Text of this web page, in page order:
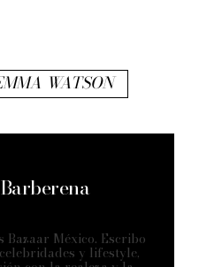
WATSON
Bazaar México. Escribo
y lifestyle,